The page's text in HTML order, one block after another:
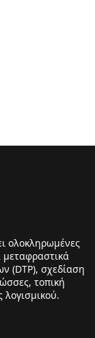
ολοκληρωμένες
(DTP), σχεδίαση
τοπική